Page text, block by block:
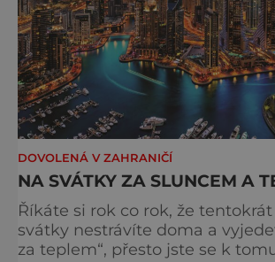
DOVOLENÁ V ZAHRANIČÍ
NA SVÁTKY ZA SLUNCEM A
Říkáte si rok co rok, že
svátky nestrávíte doma a
za teplem“, přesto jste se k